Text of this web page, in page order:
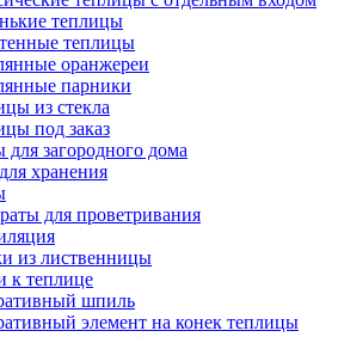
теплицы
теплицы
оранжереи
парники
из стекла
под заказ
для загородного дома
хранения
для проветривания
из лиственницы
к теплице
шпиль
элемент на конек теплицы